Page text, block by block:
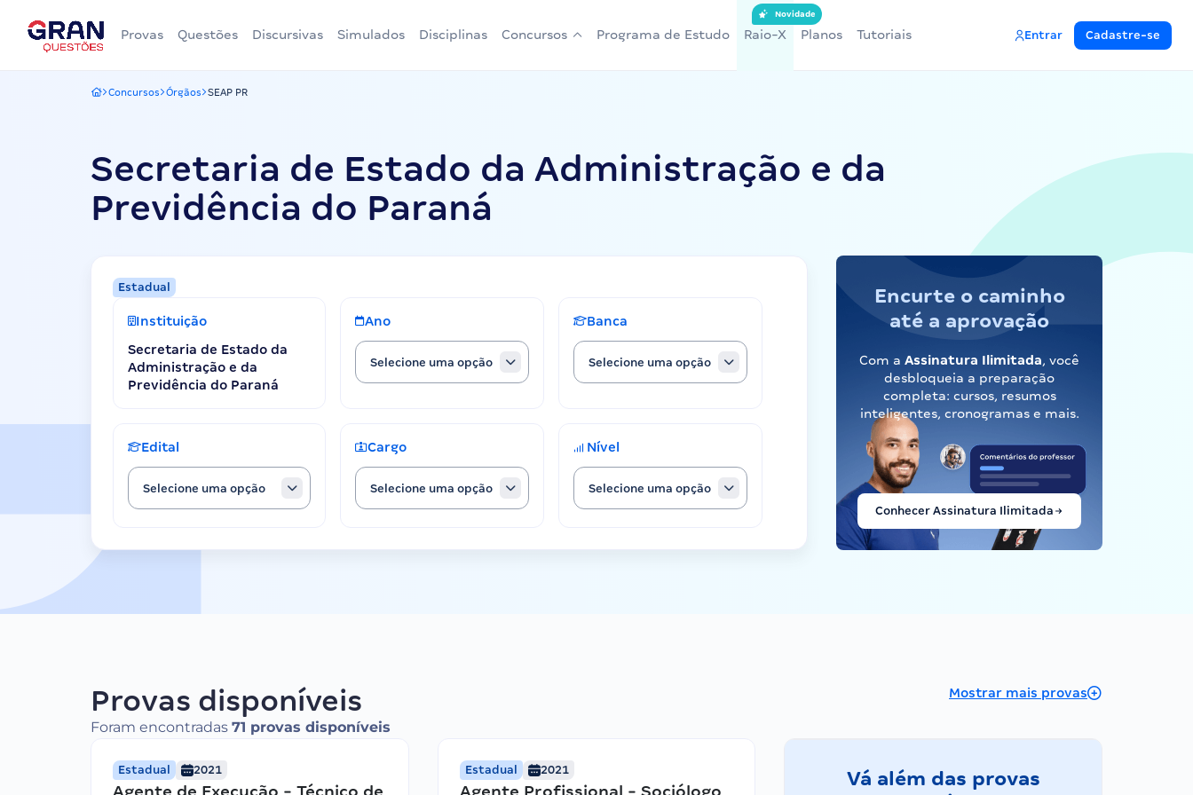
Provas Questões Discursivas Simulados Disciplinas Concursos Programa de Estudo Raio-X
Novidade
Planos Tutoriais Entrar Cadastre-se
Gran Questões
Concursos Órgãos SEAP PR
Secretaria de Estado da Administração e da
Previdência do Paraná
Estadual
Instituição
Secretaria de Estado da
Administração e da
Previdência do Paraná
Ano
Selecione uma opção
Banca
Selecione uma opção
Edital
Selecione uma opção
Cargo
Selecione uma opção
Nível
Selecione uma opção
Encurte o caminho
até a aprovação
Com a Assinatura Ilimitada, você
desbloqueia a preparação
completa: cursos, resumos
inteligentes, cronogramas e mais.
Conhecer Assinatura Ilimitada
Provas disponíveis
Foram encontradas 71 provas disponíveis
Mostrar mais provas
Estadual 2021
Agente de Execução - Técnico de
Estadual 2021
Agente Profissional - Sociólogo
Vá além das provas